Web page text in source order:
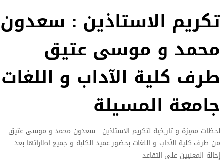
تكريم الاستاذين : سعدون
محمد و موسى عتيق
طرف كلية الآداب و اللغات
جامعة المسيلة
لحظات مميزة و تاريخية لتكريم الاستاذين : سعدون محمد و موسى عتيق
من طرف كلية الآداب و اللغات بحضور عميد الكلية و جميع اطاراتها بعد
إحالة المعنيين على التقاعد